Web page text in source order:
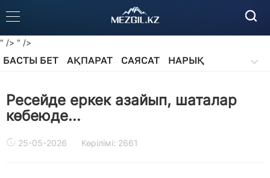
" /> " />
БАСТЫ БЕТ АҚПАРАТ САЯСАТ
НАРЫҚ
Ресейде еркек азайып, шаталар
көбеюде...
25-05-2026 Көрілімі: 2661